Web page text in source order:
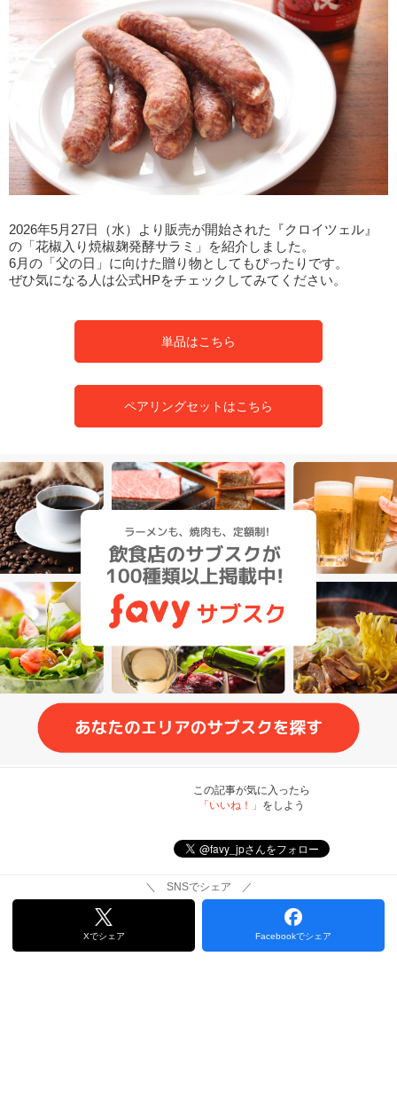
2026年5月27日（水）より販売が開始された『クロイツェル』
の「花椒入り焼椒麹発酵サラミ」を紹介しました。
6月の「父の日」に向けた贈り物としてもぴったりです。
ぜひ気になる人は公式HPをチェックしてみてください。
単品はこちら
ペアリングセットはこちら
この記事が気に入ったら
「いいね！」 をしよう
＼ SNSでシェア ／
Xでシェア Facebookでシェア